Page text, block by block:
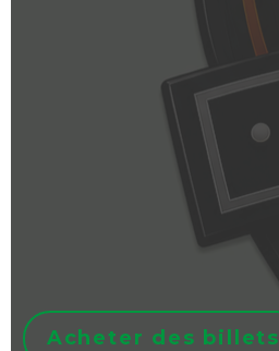
Acheter des billets